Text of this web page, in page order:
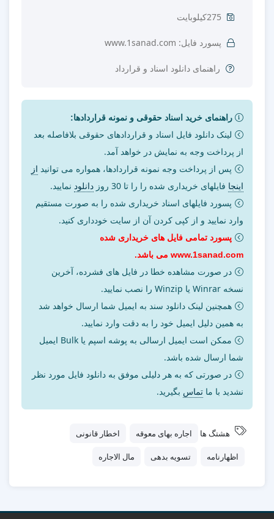
275کیلوبایت
پسورد فایل: www.1sanad.com
راهنمای دانلود اسناد و قرارداد
راهنمای خرید اسناد حقوقی و نمونه قراردادها:
لینک دانلود فایل اسناد و قراردادهای حقوقی بلافاصله بعد
از پرداخت وجه به نمایش در خواهد آمد.
پس از پرداخت وجه نمونه قراردادها، همواره می توانید از
اینجا فایلهای خریداری شده را را تا 30 روز دانلود نمایید.
پسورد فایلهای اسناد خریداری شده را به صورت مستقیم
وارد نمایید و از کپی کردن آن از سایت خودداری کنید.
پسورد تمامی فایل های خریداری شده
www.1sanad.com می باشد.
در صورت مشاهده خطا در فایل های فشرده، آخرین
نسخه Winrar یا Winzip را نصب نمایید.
همچنین لینک دانلود سند به ایمیل شما ارسال خواهد شد
به همین دلیل ایمیل خود را به دقت وارد نمایید.
ممکن است ایمیل ارسالی به پوشه اسپم یا Bulk ایمیل
شما ارسال شده باشد.
در صورتی که به هر دلیلی موفق به دانلود فایل مورد نظر
نشدید با ما تماس بگیرید.
هشتگ ها اجاره بهای معوقه اخطار قانونی
اظهارنامه تسویه بدهی مال الاجاره